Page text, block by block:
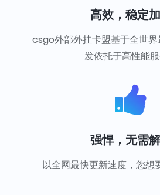
高效，稳定
csgo外部外挂卡盟基于全世界
发依托于高性能
强悍，无需
以全网最快更新速度，您想